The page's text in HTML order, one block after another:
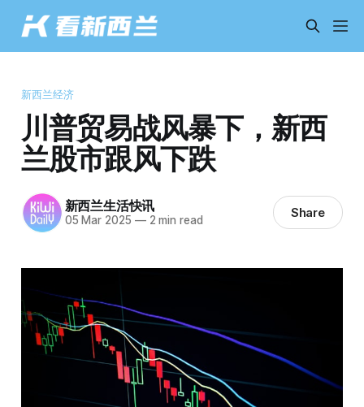
新西兰经济
川普贸易战风暴下，新西
兰股市跟风下跌
新西兰生活快讯
05 Mar 2025 —2 min read Share